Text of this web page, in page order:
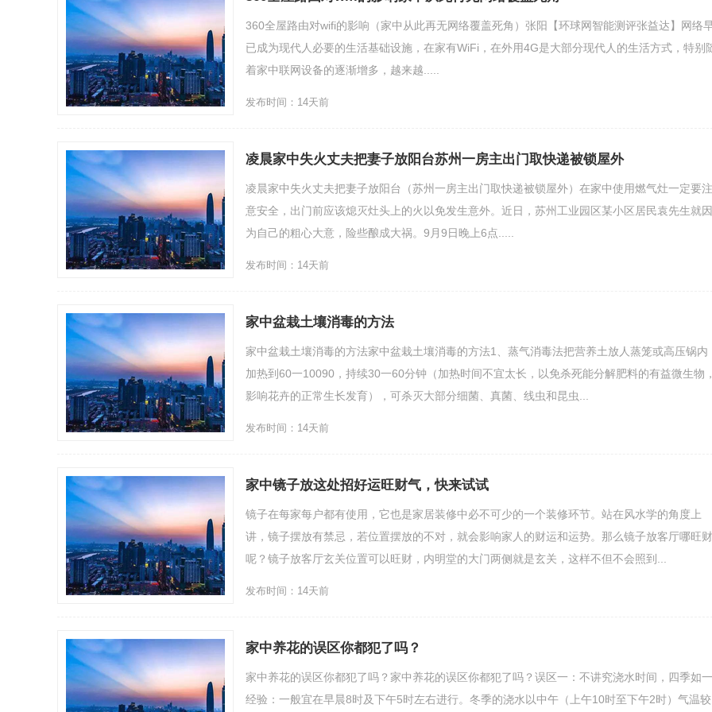
360全屋路由对wifi的影响（家中从此再无网络覆盖死角）张阳【环球网智能测评张益达】网络
已成为现代人必要的生活基础设施，在家有WiFi，在外用4G是大部分现代人的生活方式，特别
着家中联网设备的逐渐增多，越来越.....
发布时间：14天前
凌晨家中失火丈夫把妻子放阳台苏州一房主出门取快递被锁屋外
凌晨家中失火丈夫把妻子放阳台（苏州一房主出门取快递被锁屋外）在家中使用燃气灶一定要注
意安全，出门前应该熄灭灶头上的火以免发生意外。近日，苏州工业园区某小区居民袁先生就因
为自己的粗心大意，险些酿成大祸。9月9日晚上6点.....
发布时间：14天前
家中盆栽土壤消毒的方法
家中盆栽土壤消毒的方法家中盆栽土壤消毒的方法1、蒸气消毒法把营养土放人蒸笼或高压锅内
加热到60一10090，持续30一60分钟（加热时间不宜太长，以免杀死能分解肥料的有益微生物，
影响花卉的正常生长发育），可杀灭大部分细菌、真菌、线虫和昆虫...
发布时间：14天前
家中镜子放这处招好运旺财气，快来试试
镜子在每家每户都有使用，它也是家居装修中必不可少的一个装修环节。站在风水学的角度上
讲，镜子摆放有禁忌，若位置摆放的不对，就会影响家人的财运和运势。那么镜子放客厅哪旺财
呢？镜子放客厅玄关位置可以旺财，内明堂的大门两侧就是玄关，这样不但不会照到...
发布时间：14天前
家中养花的误区你都犯了吗？
家中养花的误区你都犯了吗？家中养花的误区你都犯了吗？误区一：不讲究浇水时间，四季如一
经验：一般宜在早晨8时及下午5时左右进行。冬季的浇水以中午（上午10时至下午2时）气温较